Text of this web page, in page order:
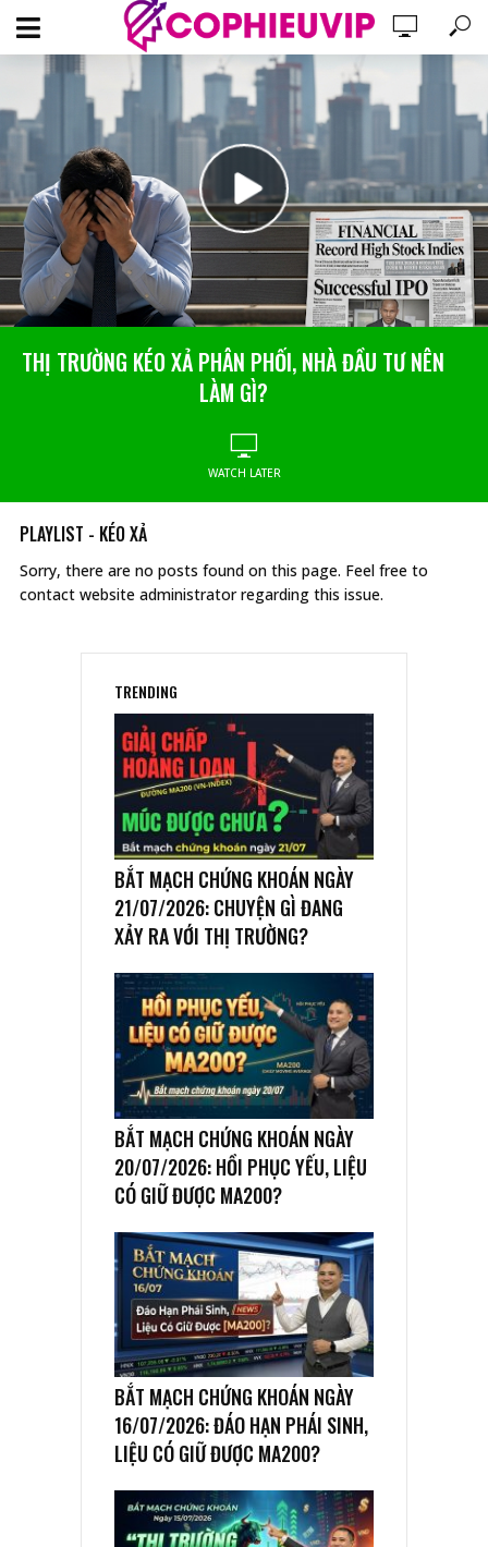
THỊ TRƯỜNG KÉO XẢ PHÂN PHỐI, NHÀ ĐẦU TƯ NÊN
LÀM GÌ?
WATCH LATER
PLAYLIST - KÉO XẢ
Sorry, there are no posts found on this page. Feel free to
contact website administrator regarding this issue.
TRENDING
BẮT MẠCH CHỨNG KHOÁN NGÀY
21/07/2026: CHUYỆN GÌ ĐANG
XẢY RA VỚI THỊ TRƯỜNG?
BẮT MẠCH CHỨNG KHOÁN NGÀY
20/07/2026: HỒI PHỤC YẾU, LIỆU
CÓ GIỮ ĐƯỢC MA200?
BẮT MẠCH CHỨNG KHOÁN NGÀY
16/07/2026: ĐÁO HẠN PHÁI SINH,
LIỆU CÓ GIỮ ĐƯỢC MA200?